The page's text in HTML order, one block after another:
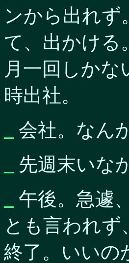
ンから出れず
て、出かける
月一回しか
時出社。
会社。なん
先週末いな
午後。急遽
とも言われず
終了。いいの